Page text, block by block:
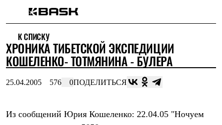
Интернет-магазин
Мужская одежда
Утепленная пухом
Куртки
Жилеты
Куртки
К СПИСКУ
ХРОНИКА ТИБЕТСКОЙ ЭКСПЕДИЦИИ
КОШЕЛЕНКО- ТОТМЯНИНА - БУЛЕРА
25.04.2005 576 0ПОДЕЛИТЬСЯ
Из сообщений Юрия Кошеленко: 22.04.05 "Ночуем